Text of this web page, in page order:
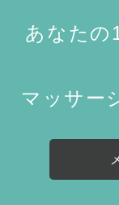
あなたの
マッサー